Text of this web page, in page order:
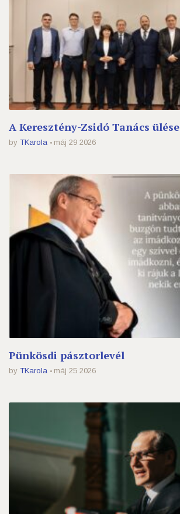
A Keresztény-Zsidó Tanács ülése
by TKarola máj 29 2026
Pünkösdi pásztorlevél
by TKarola máj 25 2026